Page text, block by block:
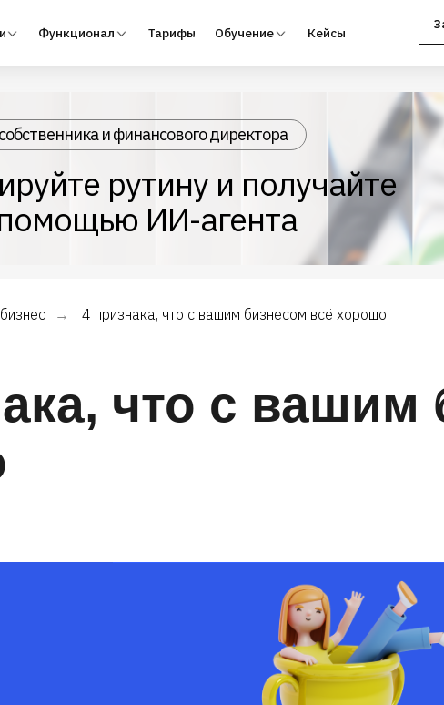
Записаться на
Кейсы
Обучение
Тарифы
Функционал
и финансового директора
рутину и получайте
ИИ-агента
→ 4 признака, что с вашим бизнесом всё хорошо
что с вашим